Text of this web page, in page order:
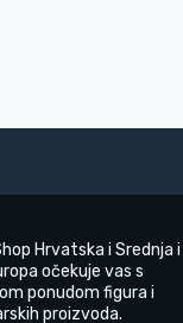
Hrvatska i Srednja i
očekuje vas s
ponudom figura i
proizvoda.